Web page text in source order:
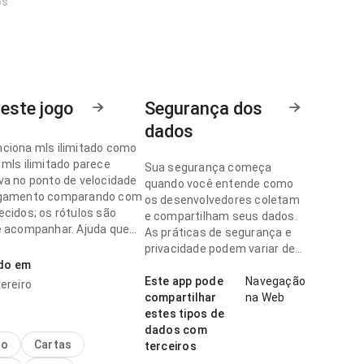
jogo
mls ilimitado como
ilimitado parece
no ponto de velocidade
comparando com
os rótulos são
Ajuda quem
mls ilimitado parece
é previsível. Esse
detalhes faz
em
Cartas
Segurança dos
dados
Sua segurança começa
quando você entende como
os desenvolvedores coletam
e compartilham seus dados.
As práticas de segurança e
privacidade podem variar de
a idade.
Este app pode
compartilhar
estes tipos de
dados com
terceiros
Navegação
na Web